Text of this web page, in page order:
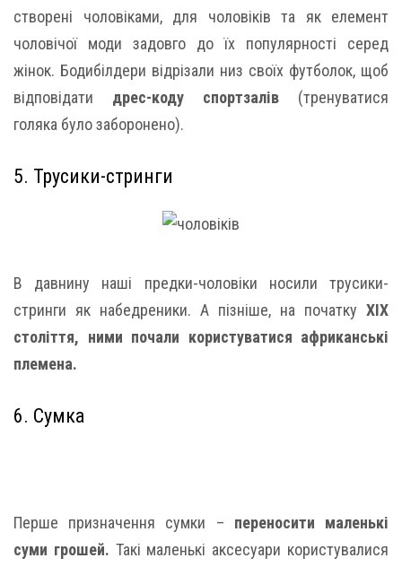
створені чоловіками, для чоловіків та як елемент
чоловічої моди задовго до їх популярності серед
жінок. Бодибілдери відрізали низ своїх футболок, щоб
відповідати дрес-коду спортзалів (тренуватися
голяка було заборонено).
5. Трусики-стринги
В давнину наші предки-чоловіки носили трусики-
стринги як набедреники. А пізніше, на початку XIX
століття, ними почали користуватися африканські
племена.
6. Сумка
Перше призначення сумки – переносити маленькі
суми грошей. Такі маленькі аксесуари користувалися